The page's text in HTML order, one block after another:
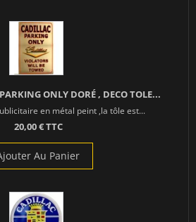
ONLY DORÉ , DECO TOLE...
en métal peint ,la tôle est...
20,00 € TTC
Au Panier